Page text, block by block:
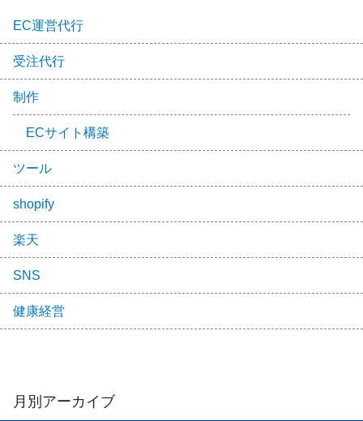
EC運営代行
受注代行
制作
ECサイト構築
ツール
shopify
楽天
SNS
健康経営
月別アーカイブ